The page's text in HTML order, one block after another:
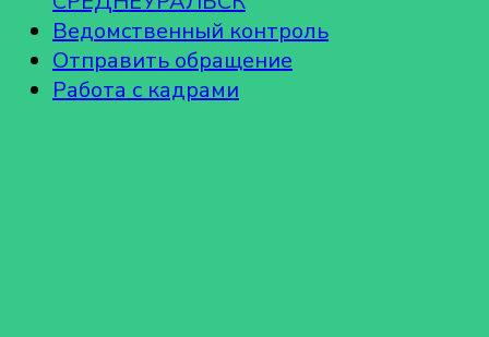
Ведомственный контроль
Отправить обращение
Работа с кадрами